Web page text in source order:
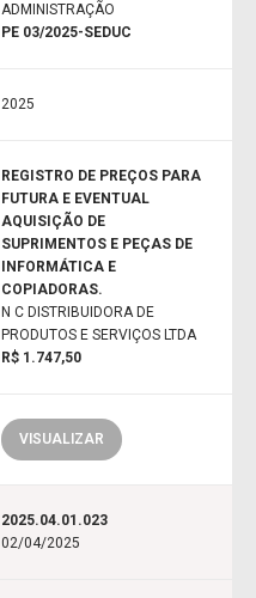
ADMINISTRAÇÃO
PE 03/2025-SEDUC
2025
REGISTRO DE PREÇOS PARA
FUTURA E EVENTUAL
AQUISIÇÃO DE
SUPRIMENTOS E PEÇAS DE
INFORMÁTICA E
COPIADORAS.
N C DISTRIBUIDORA DE
PRODUTOS E SERVIÇOS LTDA
R$ 1.747,50
VISUALIZAR
2025.04.01.023
02/04/2025